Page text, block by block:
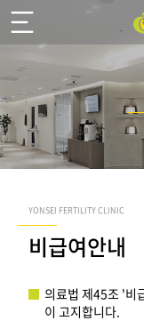
YONSEI FERTILITY CLINIC
비급여안내
의료법 제45조 '비
이 고지합니다.